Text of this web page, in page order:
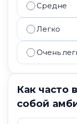
Средне
Легко
Очень
Как часто
собой